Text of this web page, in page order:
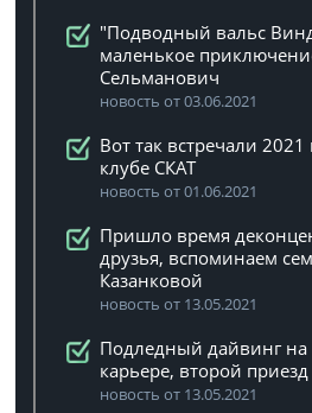
"Подводный вальс
маленькое
Сельманович
новость от 03.06.2021
Вот так встречали
клубе СКАТ
новость от 01.06.2021
Пришло время
друзья, вспоминаем
Казанковой
новость от 13.05.2021
Подледный дайвинг на
карьере, второй приезд
новость от 13.05.2021